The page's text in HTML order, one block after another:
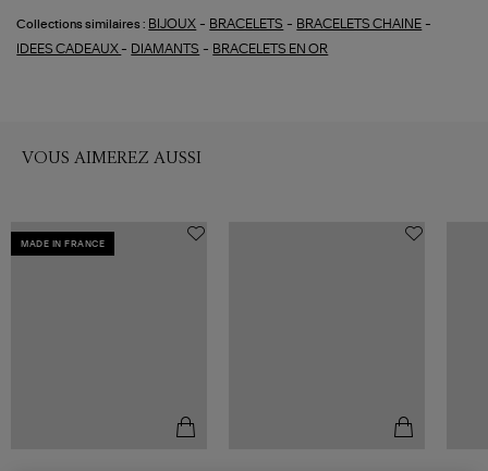
Collections similaires : BIJOUX - BRACELETS - BRACELETS CHAINE -
IDEES CADEAUX - DIAMANTS - BRACELETS EN OR
VOUS AIMEREZ AUSSI
MADE IN FRANCE